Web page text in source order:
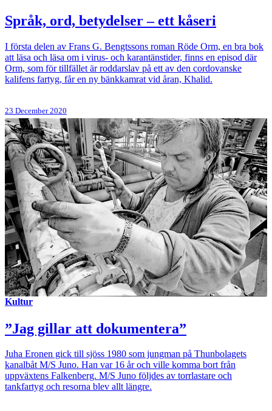
Språk, ord, betydelser – ett kåseri
I första delen av Frans G. Bengtssons roman Röde Orm, en bra bok
att läsa och läsa om i virus- och karantänstider, finns en episod där
Orm, som för tillfället är roddarslav på ett av den cordovanske
kalifens fartyg, får en ny bänkkamrat vid åran, Khalid.
23 December 2020
Kultur
”Jag gillar att dokumentera”
Juha Eronen gick till sjöss 1980 som jungman på Thunbolagets
kanalbåt M/S Juno. Han var 16 år och ville komma bort från
uppväxtens Falkenberg. M/S Juno följdes av torrlastare och
tankfartyg och resorna blev allt längre.